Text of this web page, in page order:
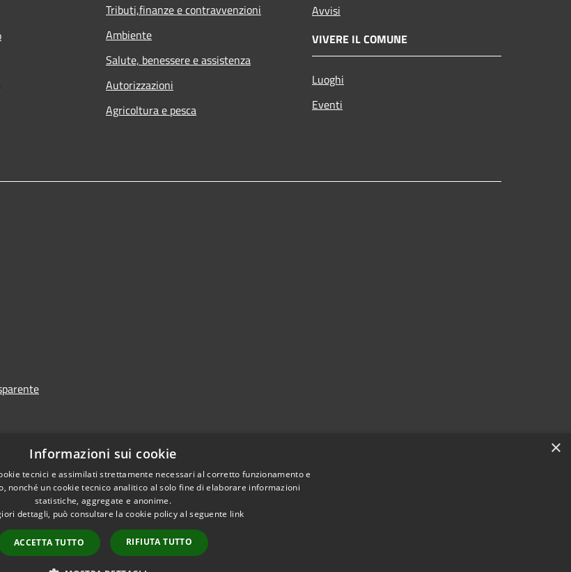
Tributi,finanze e contravvenzioni
Ambiente
Salute, benessere e assistenza
Autorizzazioni
Agricoltura e pesca
Avvisi
VIVERE IL COMUNE
Luoghi
Eventi
Copyright © 2026 • Comune di Valbondione • Powered by
×
Informazioni sui cookie
tecnici e assimilati strettamente necessari al corretto funzionamento e
nonché un cookie tecnico analitico al solo fine di elaborare informazioni
statistiche, aggregate e anonime.
dettagli, può consultare la cookie policy al seguente link
ACCETTA TUTTO RIFIUTA TUTTO